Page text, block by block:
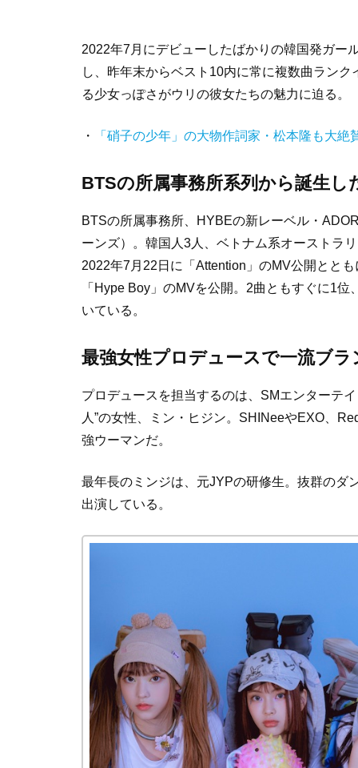
2022年7月にデビューしたばかりの韓国発ガー
し、昨年末からベスト10内に常に複数曲ラン
る少女っぽさがウリの彼女たちの魅力に迫る。
・ 「硝子の少年」の大物作詞家・松本隆も大
BTSの所属事務所系列から誕生し
BTSの所属事務所、HYBEの新レーベル・
ーンズ）。韓国人3人、ベトナム系オーストラ
2022年7月22日に「Attention」のMV公開とと
「Hype Boy」のMVを公開。2曲ともすぐに1
いている。
最強女性プロデュースで一流ブ
プロデュースを担当するのは、SMエンターテ
人”の女性、ミン・ヒジン。SHINeeやEXO、
強ウーマンだ。
最年長のミンジは、元JYPの研修生。抜群のダ
出演している。